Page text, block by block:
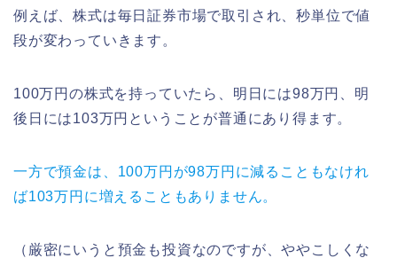
例えば、株式は毎日証券市場で取引され、秒単位で値
段が変わっていきます。
100万円の株式を持っていたら、明日には98万円、明
後日には103万円ということが普通にあり得ます。
一方で預金は、100万円が98万円に減ることもなけれ
ば103万円に増えることもありません。
（厳密にいうと預金も投資なのですが、ややこしくな